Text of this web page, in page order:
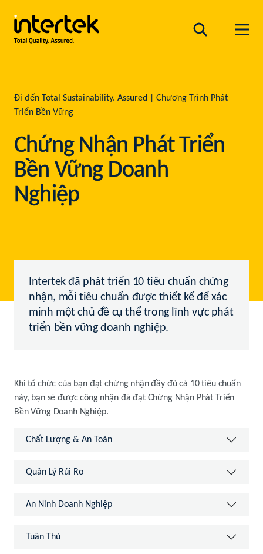
Đi đến Total Sustainability. Assured | Chương Trình Phát
Triển Bền Vững
Chứng Nhận Phát Triển
Bền Vững Doanh
Nghiệp
Intertek đã phát triển 10 tiêu chuẩn chứng
nhận, mỗi tiêu chuẩn được thiết kế để xác
minh một chủ đề cụ thể trong lĩnh vực phát
triển bền vững doanh nghiệp.
Khi tổ chức của bạn đạt chứng nhận đầy đủ cả 10 tiêu chuẩn
này, bạn sẽ được công nhận đã đạt Chứng Nhận Phát Triển
Bền Vững Doanh Nghiệp.
Chất Lượng & An Toàn
Quản Lý Rủi Ro
An Ninh Doanh Nghiệp
Tuân Thủ